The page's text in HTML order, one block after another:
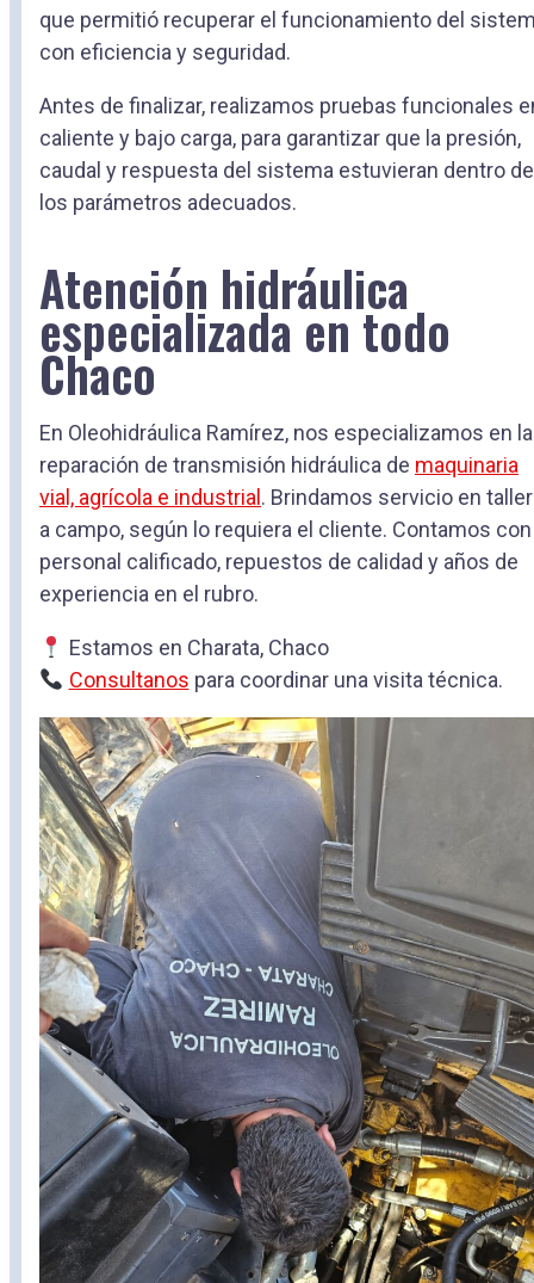
que permitió recuperar el funcionamiento del
con eficiencia y seguridad.
Antes de finalizar, realizamos pruebas funcionales
caliente y bajo carga, para garantizar que la presión,
caudal y respuesta del sistema estuvieran dentro de
los parámetros adecuados.
Atención hidráulica
especializada en todo
Chaco
En Oleohidráulica Ramírez, nos especializamos en la
reparación de transmisión hidráulica de maquinaria
vial, agrícola e industrial . Brindamos servicio en
a campo, según lo requiera el cliente. Contamos con
personal calificado, repuestos de calidad y años de
experiencia en el rubro.
Estamos en Charata, Chaco
Consultanos para coordinar una visita técnica.